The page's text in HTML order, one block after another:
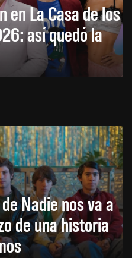
en La Casa de los
así quedó la
Nadie nos va a
de una historia